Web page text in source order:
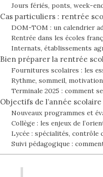
Jours fériés, ponts, week-
Cas particuliers : rentrée
DOM-TOM : un calendrier
Rentrée dans les écoles
Internats, établissements
Bien préparer la rentrée
Fournitures scolaires : les
Rythme, sommeil,
Terminale 2025 : comment
Objectifs de l’année
Nouveaux programmes et
Collège : les enjeux de
Lycée : spécialités, contrôle
Suivi pédagogique :